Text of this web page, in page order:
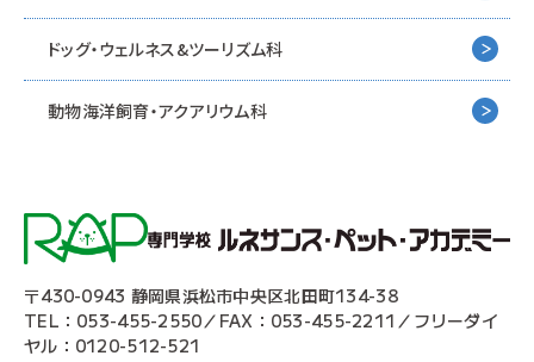
ドッグ・ウェルネス&ツーリズム科
動物海洋飼育・アクアリウム科
〒430-0943 静岡県浜松市中央区北田町134-38
TEL：053-455-2550／FAX：053-455-2211／フリーダイ
ヤル：0120-512-521